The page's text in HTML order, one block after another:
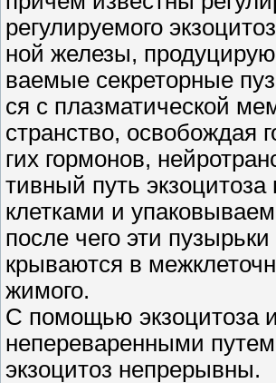
регулируемого
ной железы,
ваемые секреторные
ся с плазматической
странство, освобождая
гих гормонов,
тивный путь
клетками и
после чего эти
крываются в
жимого.
С помощью экзоцитоза
непереваренными
экзоцитоз непрерывны.